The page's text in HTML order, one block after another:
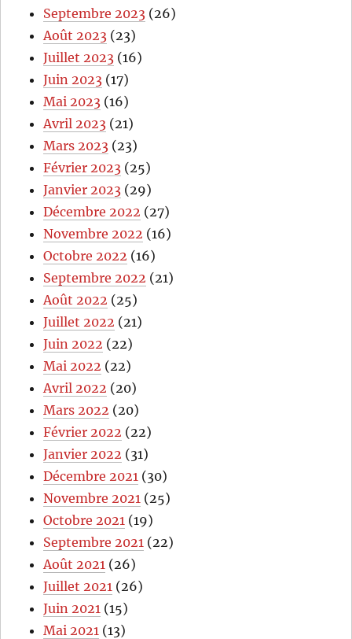
Septembre 2023 (26)
Août 2023 (23)
Juillet 2023 (16)
Juin 2023 (17)
Mai 2023 (16)
Avril 2023 (21)
Mars 2023 (23)
Février 2023 (25)
Janvier 2023 (29)
Décembre 2022 (27)
Novembre 2022 (16)
Octobre 2022 (16)
Septembre 2022 (21)
Août 2022 (25)
Juillet 2022 (21)
Juin 2022 (22)
Mai 2022 (22)
Avril 2022 (20)
Mars 2022 (20)
Février 2022 (22)
Janvier 2022 (31)
Décembre 2021 (30)
Novembre 2021 (25)
Octobre 2021 (19)
Septembre 2021 (22)
Août 2021 (26)
Juillet 2021 (26)
Juin 2021 (15)
Mai 2021 (13)